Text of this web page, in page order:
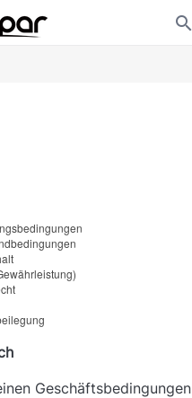
search
Geschäftsbedingungen